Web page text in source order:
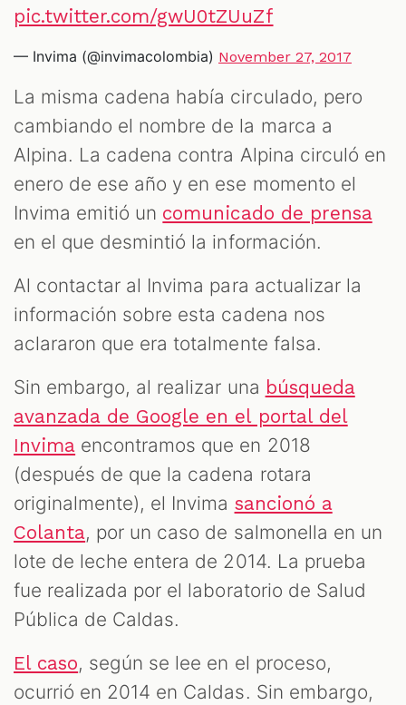
pic.twitter.com/gwU0tZUuZf
— Invima (@invimacolombia) November 27, 2017
La misma cadena había circulado, pero
cambiando el nombre de la marca a
Alpina. La cadena contra Alpina circuló en
enero de ese año y en ese momento el
Invima emitió un comunicado de prensa
en el que desmintió la información.
Al contactar al Invima para actualizar la
información sobre esta cadena nos
aclararon que era totalmente falsa.
Sin embargo, al realizar una búsqueda
avanzada de Google en el portal del
Invima encontramos que en 2018
(después de que la cadena rotara
originalmente), el Invima sancionó a
Colanta, por un caso de salmonella en un
lote de leche entera de 2014. La prueba
fue realizada por el laboratorio de Salud
Pública de Caldas.
El caso, según se lee en el proceso,
ocurrió en 2014 en Caldas. Sin embargo,